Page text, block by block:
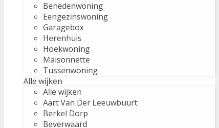
Benedenwoning
Eengezinswoning
Garagebox
Herenhuis
Hoekwoning
Maisonnette
Tussenwoning
Alle wijken
Alle wijken
Aart Van Der Leeuwbuurt
Berkel Dorp
Beverwaard